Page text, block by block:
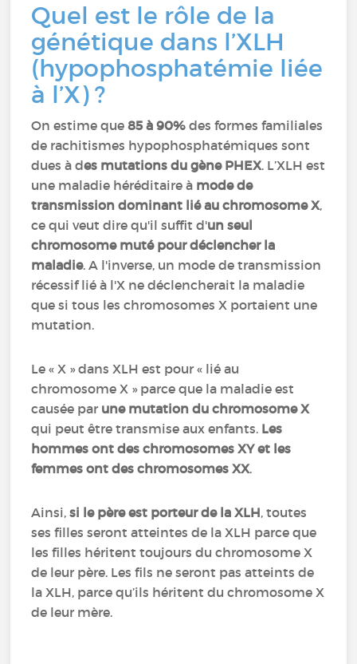
Quel est le rôle de la
génétique dans l’XLH
(hypophosphatémie liée
à l’X) ?
On estime que85 à 90% des formes familiales
de rachitismes hypophosphatémiques sont
dues à des mutations du gène PHEX. L’XLH est
une maladie héréditaire à mode de
transmission dominant lié au chromosome X,
ce qui veut dire qu'il suffit d'un seul
chromosome muté pour déclencher la
maladie. A l'inverse, un mode de transmission
récessif lié à l'X ne déclencherait la maladie
que si tous les chromosomes X portaient une
mutation.
Le « X » dans XLH est pour « lié au
chromosome X » parce que la maladie est
causée par une mutation du chromosome X
qui peut être transmise aux enfants. Les
hommes ont des chromosomes XY et les
femmes ont des chromosomes XX.
Ainsi,si le père est porteur de la XLH, toutes
ses filles seront atteintes de la XLH parce que
les filles héritent toujours du chromosome X
de leur père. Les fils ne seront pas atteints de
la XLH, parce qu’ils héritent du chromosome X
de leur mère.